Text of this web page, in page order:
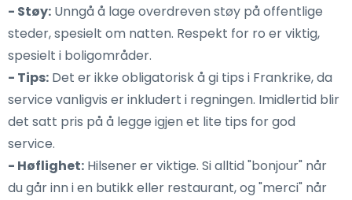
- Støy: Unngå å lage overdreven støy på offentlige
steder, spesielt om natten. Respekt for ro er viktig,
spesielt i boligområder.
- Tips: Det er ikke obligatorisk å gi tips i Frankrike, da
service vanligvis er inkludert i regningen. Imidlertid blir
det satt pris på å legge igjen et lite tips for god
service.
- Høflighet: Hilsener er viktige. Si alltid "bonjour" når
du går inn i en butikk eller restaurant, og "merci" når